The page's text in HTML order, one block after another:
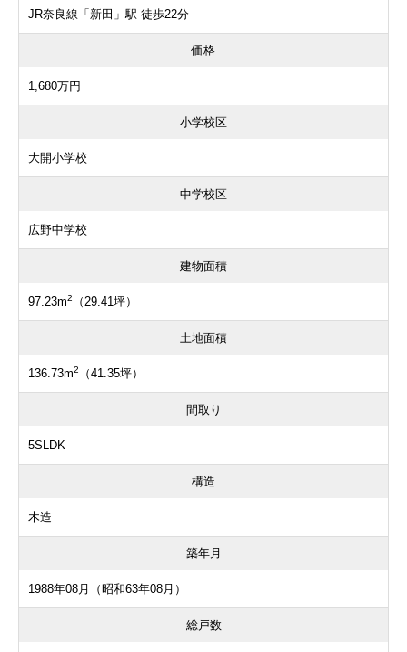
JR奈良線「新田」駅 徒歩22分
価格
1,680万円
小学校区
大開小学校
中学校区
広野中学校
建物面積
97.23m2 （29.41坪）
土地面積
136.73m2 （41.35坪）
間取り
5SLDK
構造
木造
築年月
1988年08月（昭和63年08月）
総戸数